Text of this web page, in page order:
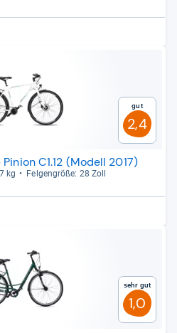
Gut
2,4
C1.12 (Modell 2017)
kg
Fel­gen­größe: 28 Zoll
Sehr gut
1,0